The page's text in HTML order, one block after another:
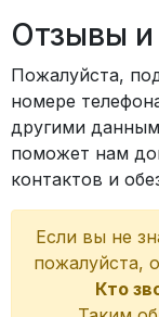
Отзывы
Пожалуйста,
номере
другими
поможет нам
контактов и
Если вы не
пожалуйста,
Кто